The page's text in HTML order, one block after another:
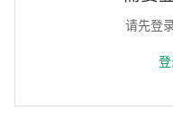
请先登